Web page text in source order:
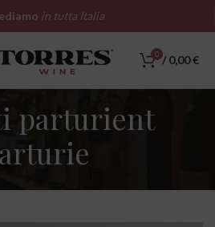
0 / 0,00€
parturient
in tutta Italia